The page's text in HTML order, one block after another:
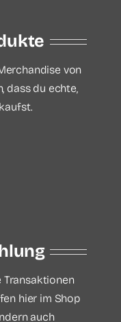
von
dass du echte,
Transaktionen
hier im Shop
auch